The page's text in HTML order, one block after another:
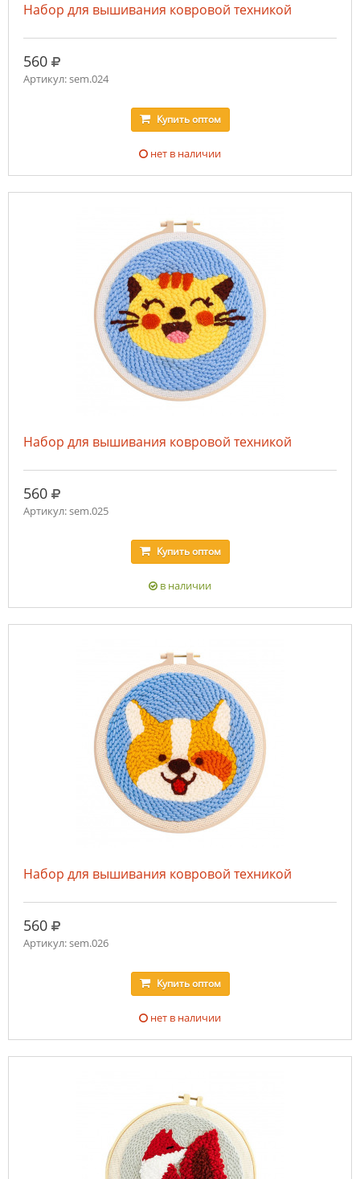
Набор для вышивания ковровой техникой
560 руб.
Артикул: sem.024
Купитьоптом
нет в наличии
Набор для вышивания ковровой техникой
560 руб.
Артикул: sem.025
Купитьоптом
в наличии
Набор для вышивания ковровой техникой
560 руб.
Артикул: sem.026
Купитьоптом
нет в наличии